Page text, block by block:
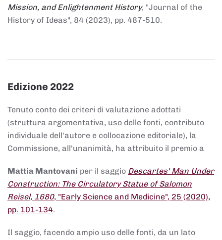
Mission, and Enlightenment History, "Journal of the
History of Ideas", 84 (2023), pp. 487-510.
Edizione 2022
Tenuto conto dei criteri di valutazione adottati
(struttura argomentativa, uso delle fonti, contributo
individuale dell'autore e collocazione editoriale), la
Commissione, all'unanimità, ha attribuito il premio a
Mattia Mantovani per il saggio Descartes' Man Under
Construction: The Circulatory Statue of Salomon
Reisel, 1680, "Early Science and Medicine", 25 (2020),
pp. 101-134.
Il saggio, facendo ampio uso delle fonti, da un lato